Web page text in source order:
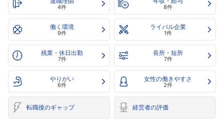
4件 8件
働く環境
9件
ライバル企業
1件
残業・休日出勤
7件
長所・短所
7件
やりがい
6件
女性の働きやすさ
2件
転職後のギャップ 経営者の評価